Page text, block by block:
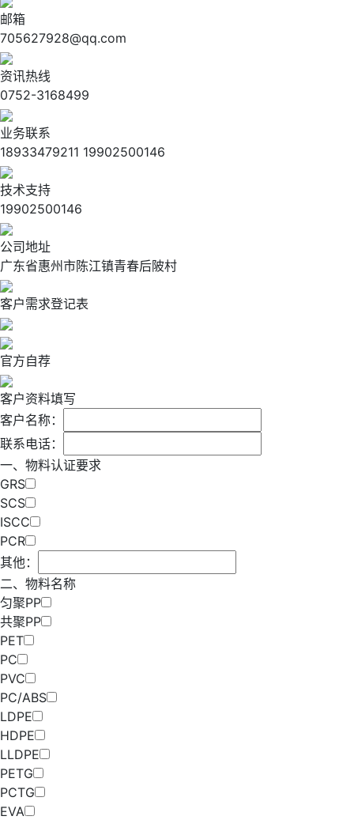
邮箱
705627928@qq.com
资讯热线
0752-3168499
业务联系
18933479211 19902500146
技术支持
19902500146
公司地址
广东省惠州市陈江镇青春后陂村
客户需求登记表
官方自荐
客户资料填写
客户名称：
联系电话：
一、物料认证要求
GRS
SCS
ISCC
PCR
其他：
二、物料名称
匀聚PP
共聚PP
PET
PC
PVC
PC/ABS
LDPE
HDPE
LLDPE
PETG
PCTG
EVA